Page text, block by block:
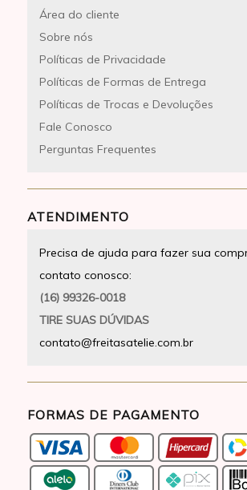
Área do cliente
Sobre nós
Políticas de Privacidade
Políticas de Formas de Entrega
Políticas de Trocas e Devoluções
Fale Conosco
Perguntas Frequentes
ATENDIMENTO
Precisa de ajuda para fazer sua
contato conosco:
(16) 99326-0018
TIRE SUAS DÚVIDAS
contato@freitasatelie.com.br
FORMAS DE PAGAMENTO